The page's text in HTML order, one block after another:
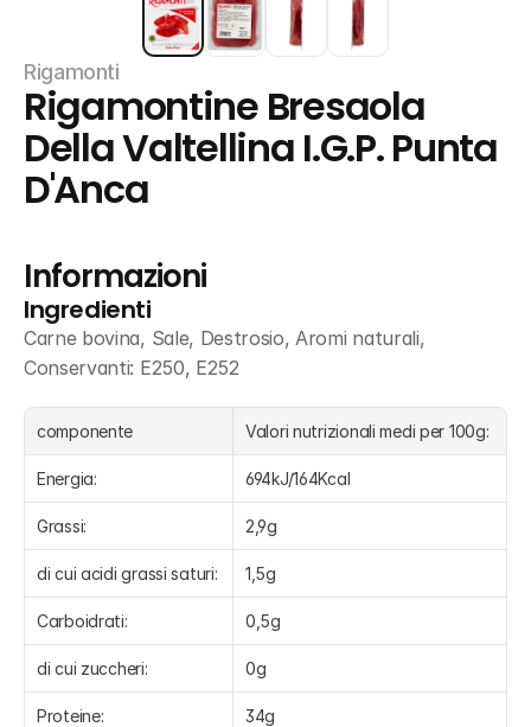
Rigamonti
Rigamontine Bresaola
Della Valtellina I.G.P. Punta
D'Anca
Informazioni
Ingredienti
Carne bovina, Sale, Destrosio, Aromi naturali,
Conservanti: E250, E252
componente Valori nutrizionali medi per 100g:
Energia: 694kJ/164Kcal
Grassi: 2,9g
di cui acidi grassi saturi: 1,5g
Carboidrati: 0,5g
di cui zuccheri: 0g
Proteine: 34g